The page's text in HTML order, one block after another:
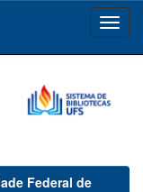
Federal de